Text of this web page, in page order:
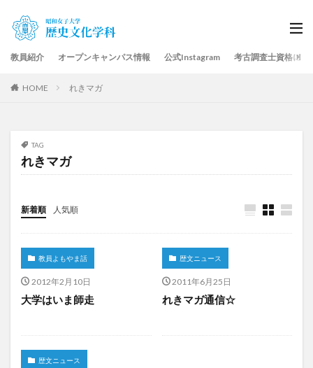
教員紹介 オープンキャンパス情報 公式Instagram 考古調査士資格につ
HOME れきマガ
TAG
れきマガ
新着順 人気順
教員よもやま話
2012年2月10日
大学はいま師走
歴文ニュース
2011年6月25日
れきマガ通信☆
歴文ニュース